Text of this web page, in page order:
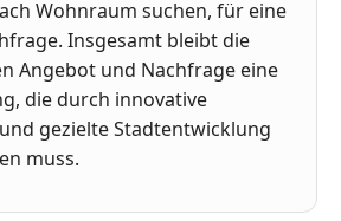
Wohnraum suchen, für eine
Insgesamt bleibt die
Angebot und Nachfrage eine
die durch innovative
gezielte Stadtentwicklung
muss.